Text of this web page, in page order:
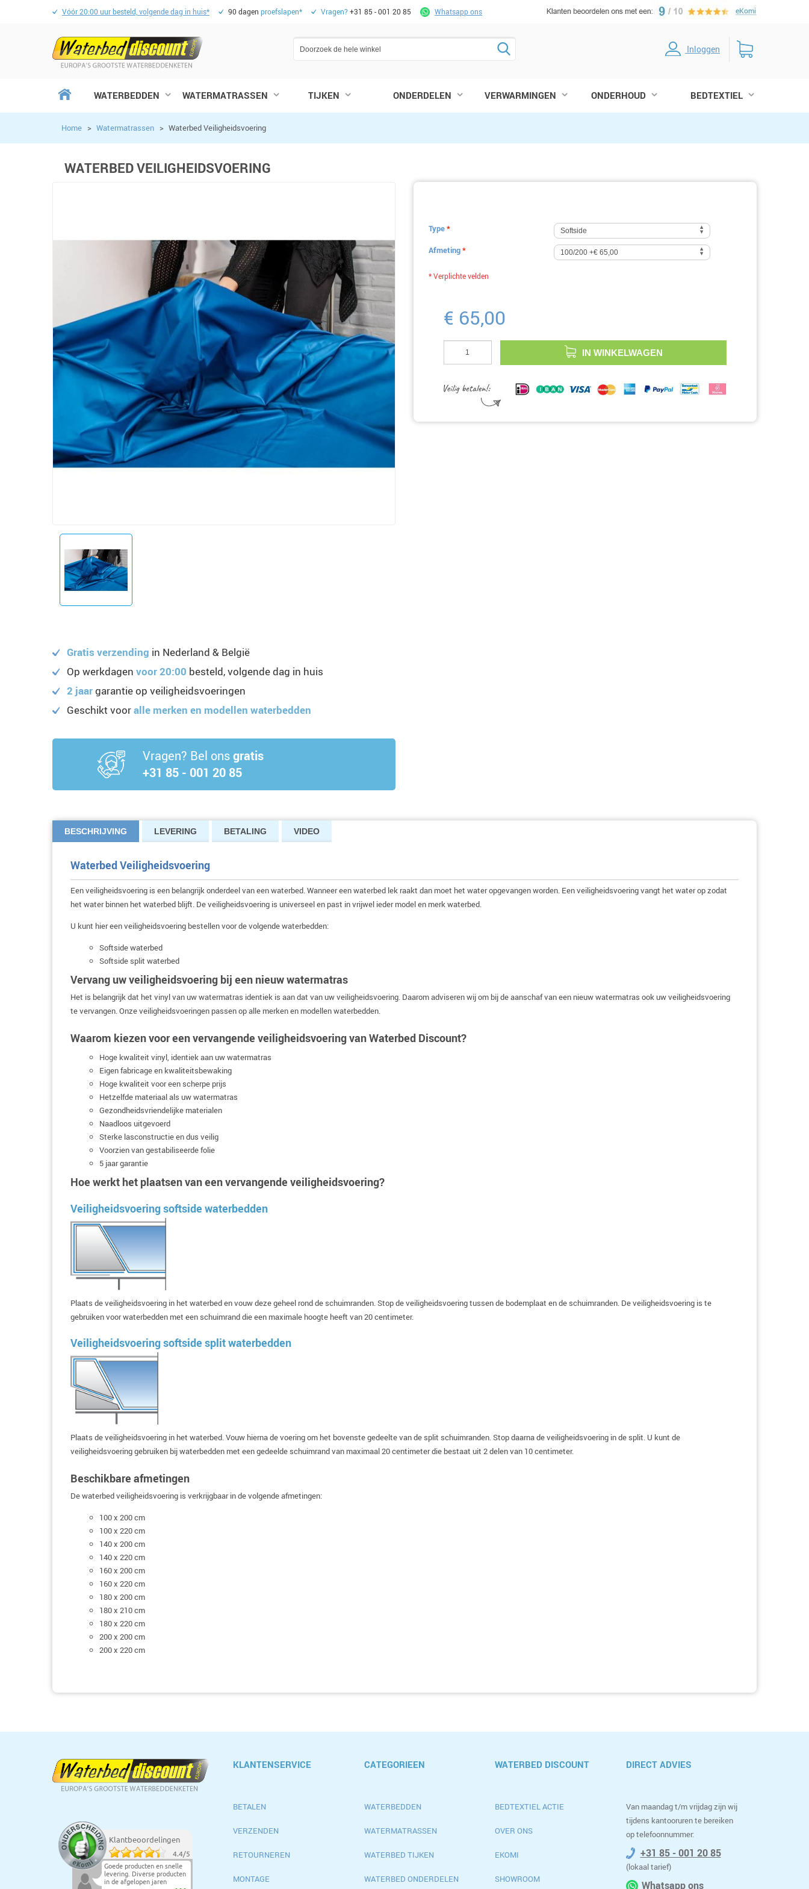
Vóór 20:00 uur besteld, volgende dag in huis* 90 dagen proefslapen* Vragen?+31 85 - 001 20 85 Whatsapp ons
Inloggen
WATERBEDDEN WATERMATRASSEN TIJKEN ONDERDELEN VERWARMINGEN ONDERHOUD BEDTEXTIEL
Home > Watermatrassen > Waterbed Veiligheidsvoering
WATERBED VEILIGHEIDSVOERING
Gratis verzending in Nederland & België
Op werkdagen voor 20:00 besteld, volgende dag in huis
2 jaargarantie op veiligheidsvoeringen
Geschikt vooralle merken en modellen waterbedden
Vragen? Bel onsgratis
+31 85 - 001 20 85
Type*
Afmeting*
* Verplichte velden
€ 65,00
IN WINKELWAGEN
BESCHRIJVING LEVERING BETALING VIDEO
Waterbed Veiligheidsvoering
Een veiligheidsvoering is een belangrijk onderdeel van een waterbed. Wanneer een waterbed lek raakt dan moet het water opgevangen worden. Een veiligheidsvoering vangt het water op zodat
het water binnen het waterbed blijft. De veiligheidsvoering is universeel en past in vrijwel ieder model en merk waterbed.
U kunt hier een veiligheidsvoering bestellen voor de volgende waterbedden:
Softside waterbed
Softside split waterbed
Vervang uw veiligheidsvoering bij een nieuw watermatras
Het is belangrijk dat het vinyl van uw watermatras identiek is aan dat van uw veiligheidsvoering. Daarom adviseren wij om bij de aanschaf van een nieuw watermatras ook uw veiligheidsvoering
te vervangen. Onze veiligheidsvoeringen passen op alle merken en modellen waterbedden.
Waarom kiezen voor een vervangende veiligheidsvoering van Waterbed Discount?
Hoge kwaliteit vinyl, identiek aan uw watermatras
Eigen fabricage en kwaliteitsbewaking
Hoge kwaliteit voor een scherpe prijs
Hetzelfde materiaal als uw watermatras
Gezondheidsvriendelijke materialen
Naadloos uitgevoerd
Sterke lasconstructie en dus veilig
Voorzien van gestabiliseerde folie
5 jaar garantie
Hoe werkt het plaatsen van een vervangende veiligheidsvoering?
Veiligheidsvoering softside waterbedden
Plaats de veiligheidsvoering in het waterbed en vouw deze geheel rond de schuimranden. Stop de veiligheidsvoering tussen de bodemplaat en de schuimranden. De veiligheidsvoering is te
gebruiken voor waterbedden met een schuimrand die een maximale hoogte heeft van 20 centimeter.
Veiligheidsvoering softside split waterbedden
Plaats de veiligheidsvoering in het waterbed. Vouw hierna de voering om het bovenste gedeelte van de split schuimranden. Stop daarna de veiligheidsvoering in de split. U kunt de
veiligheidsvoering gebruiken bij waterbedden met een gedeelde schuimrand van maximaal 20 centimeter die bestaat uit 2 delen van 10 centimeter.
Beschikbare afmetingen
De waterbed veiligheidsvoering is verkrijgbaar in de volgende afmetingen:
100 x 200 cm
100 x 220 cm
140 x 200 cm
140 x 220 cm
160 x 200 cm
160 x 220 cm
180 x 200 cm
180 x 210 cm
180 x 220 cm
200 x 200 cm
200 x 220 cm
Klantbeoordelingen
4.4/5
Goede producten en snelle
levering. Diverse producten
in de afgelopen jaren
KLANTENSERVICE
BETALEN
VERZENDEN
RETOURNEREN
MONTAGE
CATEGORIEEN
WATERBEDDEN
WATERMATRASSEN
WATERBED TIJKEN
WATERBED ONDERDELEN
WATERBED DISCOUNT
BEDTEXTIEL ACTIE
OVER ONS
EKOMI
SHOWROOM
DIRECT ADVIES
Van maandag t/m vrijdag zijn wij
tijdens kantooruren te bereiken
op telefoonnummer:
+31 85 - 001 20 85
(lokaal tarief)
Whatsapp ons